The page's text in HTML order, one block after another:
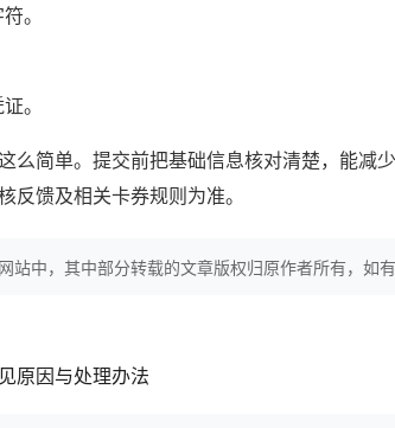
。
。
么简单。提交前把基础信息核对清楚，能减
反馈及相关卡券规则为准。
站中，其中部分转载的文章版权归原作者所有，如
原因与处理办法